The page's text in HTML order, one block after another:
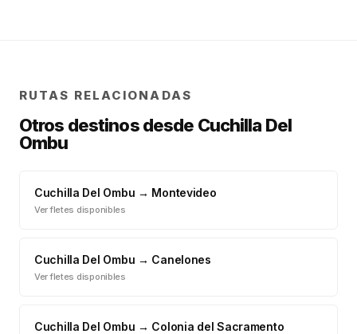
RUTAS RELACIONADAS
Otros destinos desde Cuchilla Del
Ombu
Cuchilla Del Ombu → Montevideo
Ver fletes disponibles
Cuchilla Del Ombu → Canelones
Ver fletes disponibles
Cuchilla Del Ombu → Colonia del Sacramento